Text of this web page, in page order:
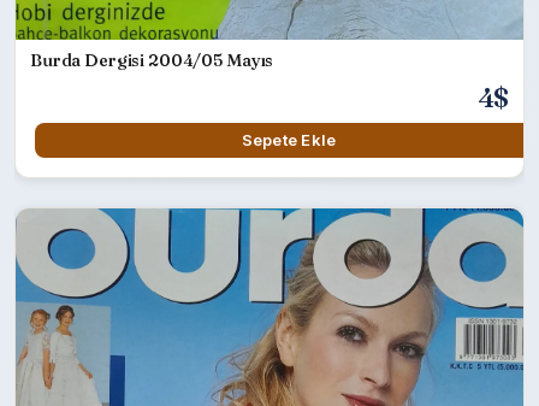
Burda Dergisi 2004/05 Mayıs
4$
Sepete Ekle